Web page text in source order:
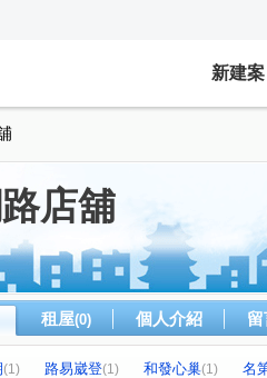
新建案
店舖
租屋(0) 個人介紹
(1) 路易崴登(1) 和發心巢(1)
名